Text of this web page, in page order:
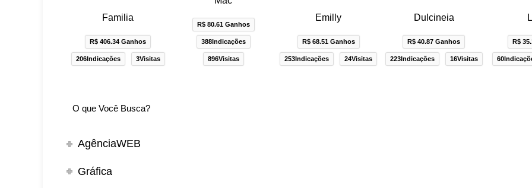
Familia
R$ 406.34 Ganhos
206Indicações 3Visitas
R$ 80.61 Ganhos
388Indicações
896Visitas
Emilly
R$ 68.51 Ganhos
253Indicações 24Visitas
Dulcineia
R$ 40.87 Ganhos
223Indicações 16Visitas
R$
AgênciaWEB
Gráfica